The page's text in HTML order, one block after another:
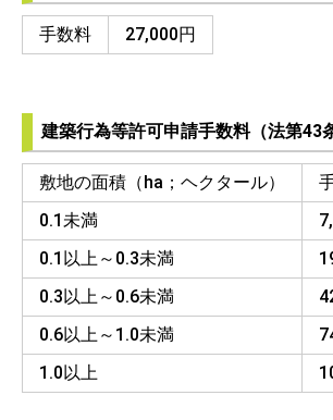
手数料 27,000円
建築行為等許可申請手数料（法第43
敷地の面積（ha；ヘクタール）
0.1未満
0.1以上～0.3未満
0.3以上～0.6未満
0.6以上～1.0未満
1.0以上